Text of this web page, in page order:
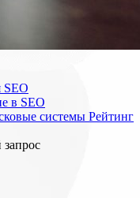
SEO
в SEO
системы Рейтинг